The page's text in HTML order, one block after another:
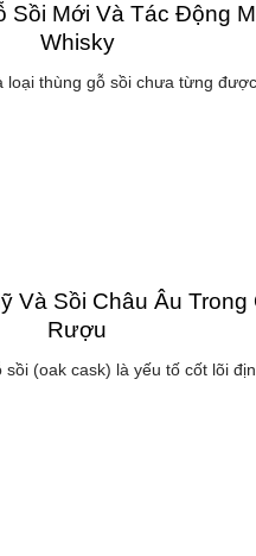
Sồi Mới Và Tác Động
Whisky
loại thùng gỗ sồi chưa từng
Và Sồi Châu Âu Trong
Rượu
(oak cask) là yếu tố cốt lõi